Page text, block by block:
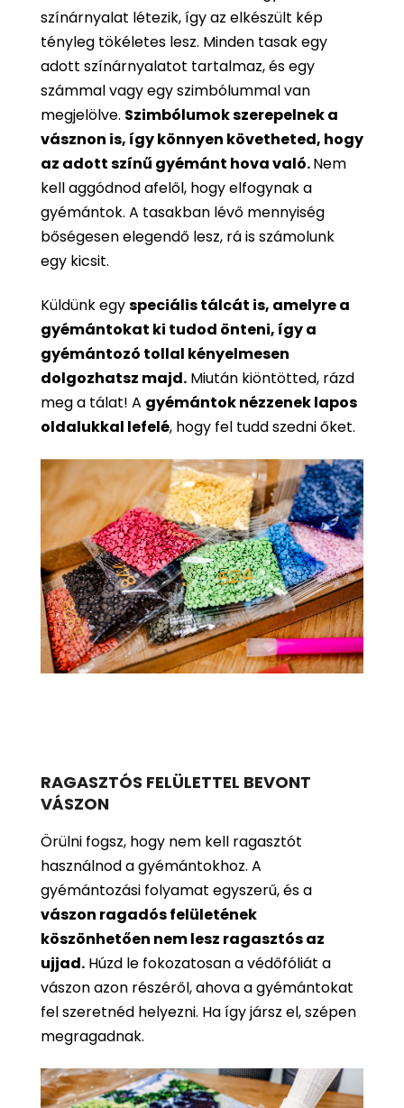
színárnyalat létezik, így az elkészült kép
tényleg tökéletes lesz. Minden tasak egy
adott színárnyalatot tartalmaz, és egy
számmal vagy egy szimbólummal van
megjelölve. Szimbólumok szerepelnek a
vásznon is, így könnyen követheted, hogy
az adott színű gyémánt hova való.Nem
kell aggódnod afelől, hogy elfogynak a
gyémántok. A tasakban lévő mennyiség
bőségesen elegendő lesz, rá is számolunk
egy kicsit.
Küldünk egyspeciális tálcát is, amelyre a
gyémántokat ki tudod önteni, így a
gyémántozó tollal kényelmesen
dolgozhatsz majd. Miután kiöntötted, rázd
meg a tálat! A gyémántok nézzenek lapos
oldalukkal lefelé, hogy fel tudd szedni őket.
RAGASZTÓS FELÜLETTEL BEVONT
VÁSZON
Örülni fogsz, hogy nem kell ragasztót
használnod a gyémántokhoz. A
gyémántozási folyamat egyszerű, és a
vászon ragadós felületének
köszönhetően nem lesz ragasztós az
ujjad. Húzd le fokozatosan a védőfóliát a
vászon azon részéről, ahova a gyémántokat
fel szeretnéd helyezni. Ha így jársz el, szépen
megragadnak.